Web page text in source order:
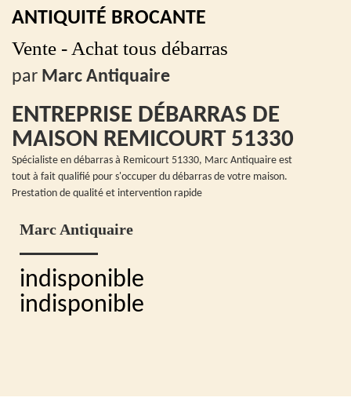
ANTIQUITÉ BROCANTE
Vente - Achat tous débarras
par Marc Antiquaire
ENTREPRISE DÉBARRAS DE
MAISON REMICOURT 51330
Spécialiste en débarras à Remicourt 51330, Marc Antiquaire est
tout à fait qualifié pour s'occuper du débarras de votre maison.
Prestation de qualité et intervention rapide
Marc Antiquaire
indisponible
indisponible